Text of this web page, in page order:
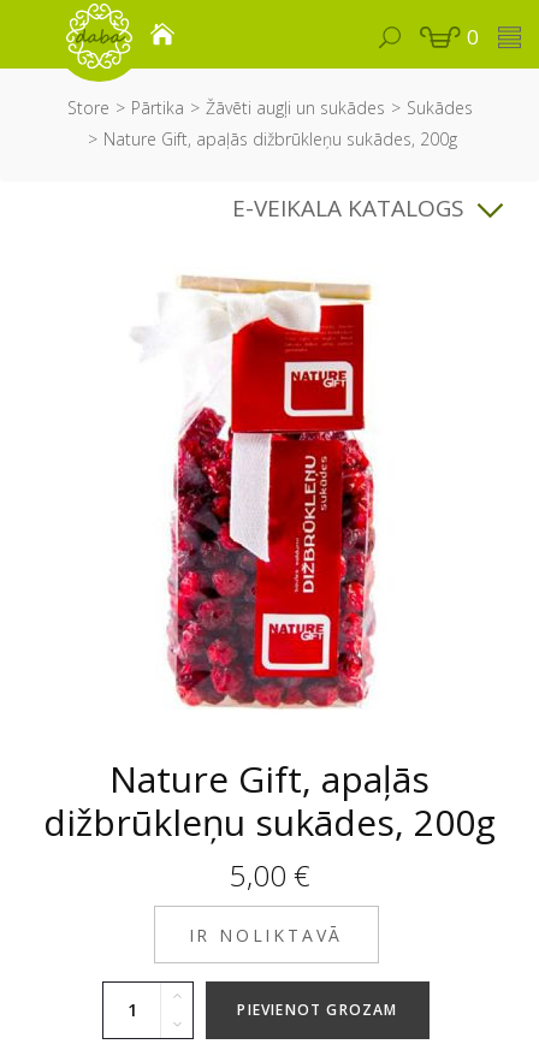
0
Store Pārtika Žāvēti augļi un sukādes
Sukādes
Nature Gift, apaļās dižbrūkleņu sukādes, 200g
E-VEIKALA KATALOGS
Nature Gift, apaļās
dižbrūkleņu sukādes, 200g
5,00 €
IR NOLIKTAVĀ
PIEVIENOT GROZAM